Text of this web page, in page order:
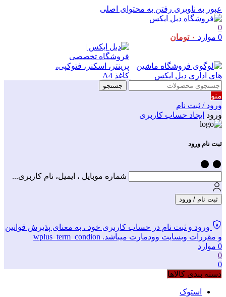
عبور به ناوبری رفتن به محتوای اصلی
0
0 موارد ۰ تومان
جستجو
منو
ورود / ثبت نام
ورود ایجاد حساب کاربری
ثبت نام ورود
شماره موبایل ، ایمیل، نام کاربری...
ثبت نام / ورود
ورود و ثبت نام در حساب کاربری خود ، به معنای پذیرش قوانین
و مقررات وبسایت وودمارت میباشد. wplus_term_condion
0 موارد
0
0
دسته بندی کالاها
استوک